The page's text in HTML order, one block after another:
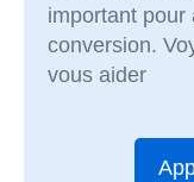
important pour
conversion.
vous aider